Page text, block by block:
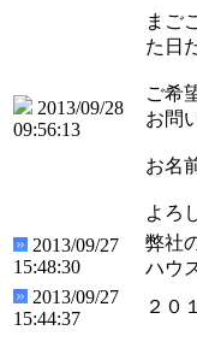
2013/09/28
09:56:13
まご
た日
ご希
お問
お名
よろ
2013/09/27
15:48:30
弊社
ハウ
2013/09/27
15:44:37
２０